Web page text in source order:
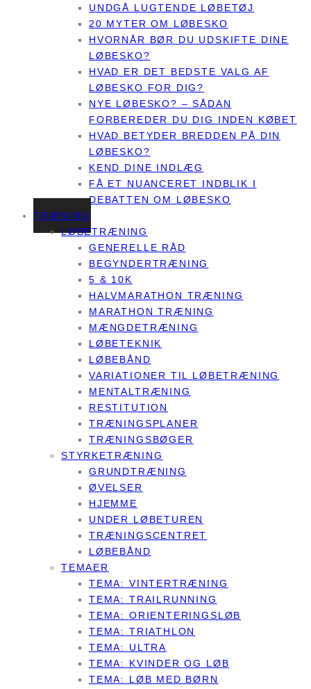
UNDGÅ LUGTENDE LØBETØJ
20 MYTER OM LØBESKO
HVORNÅR BØR DU UDSKIFTE DINE
LØBESKO?
HVAD ER DET BEDSTE VALG AF
LØBESKO FOR DIG?
NYE LØBESKO? – SÅDAN
FORBEREDER DU DIG INDEN KØBET
HVAD BETYDER BREDDEN PÅ DIN
LØBESKO?
KEND DINE INDLÆG
FÅ ET NUANCERET INDBLIK I
DEBATTEN OM LØBESKO
TRÆNING
LØBETRÆNING
GENERELLE RÅD
BEGYNDERTRÆNING
5 & 10K
HALVMARATHON TRÆNING
MARATHON TRÆNING
MÆNGDETRÆNING
LØBETEKNIK
LØBEBÅND
VARIATIONER TIL LØBETRÆNING
MENTALTRÆNING
RESTITUTION
TRÆNINGSPLANER
TRÆNINGSBØGER
STYRKETRÆNING
GRUNDTRÆNING
ØVELSER
HJEMME
UNDER LØBETUREN
TRÆNINGSCENTRET
LØBEBÅND
TEMAER
TEMA: VINTERTRÆNING
TEMA: TRAILRUNNING
TEMA: ORIENTERINGSLØB
TEMA: TRIATHLON
TEMA: ULTRA
TEMA: KVINDER OG LØB
TEMA: LØB MED BØRN